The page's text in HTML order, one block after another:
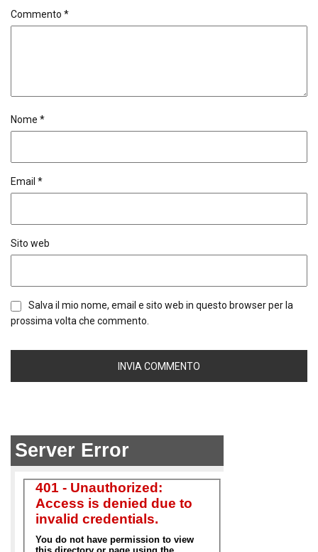
Commento *
Nome *
Email *
Sito web
Salva il mio nome, email e sito web in questo browser per la
prossima volta che commento.